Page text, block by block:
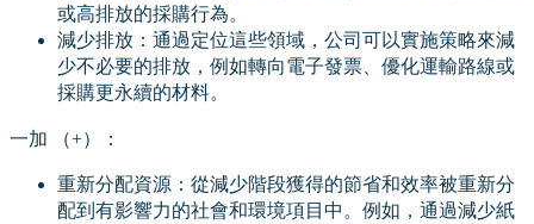
或高排放的採購行為。
減少排放：通過定位這些領域，公司可以實施策略來減
少不必要的排放，例如轉向電子發票、優化運輸路線或
採購更永續的材料。
一加 （+）：
重新分配資源：從減少階段獲得的節省和效率被重新分
配到有影響力的社會和環境項目中。例如，通過減少紙